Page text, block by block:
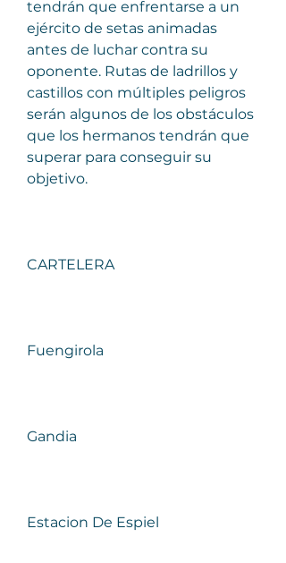
tendrán que enfrentarse a un
ejército de setas animadas
antes de luchar contra su
oponente. Rutas de ladrillos y
castillos con múltiples peligros
serán algunos de los obstáculos
que los hermanos tendrán que
superar para conseguir su
objetivo.
CARTELERA
Fuengirola
Gandia
Estacion De Espiel